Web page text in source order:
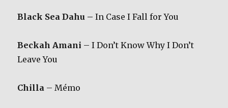
Black Sea Dahu –In Case I Fall for You
Beckah Amani – I Don’t Know Why I Don’t
Leave You
Chilla – Mémo